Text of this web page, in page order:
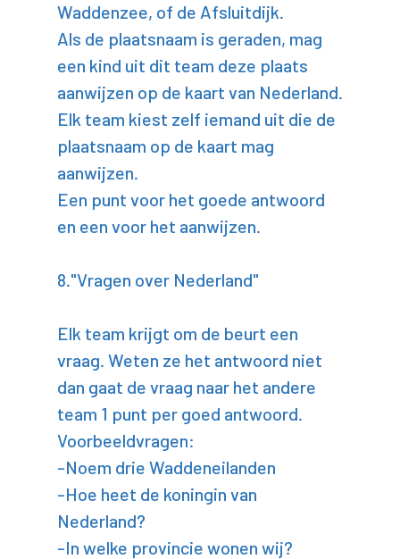
Waddenzee, of de Afsluitdijk.
Als de plaatsnaam is geraden, mag
een kind uit dit team deze plaats
aanwijzen op de kaart van Nederland.
Elk team kiest zelf iemand uit die de
plaatsnaam op de kaart mag
aanwijzen.
Een punt voor het goede antwoord
en een voor het aanwijzen.
8."Vragen over Nederland"
Elk team krijgt om de beurt een
vraag. Weten ze het antwoord niet
dan gaat de vraag naar het andere
team 1 punt per goed antwoord.
Voorbeeldvragen:
-Noem drie Waddeneilanden
-Hoe heet de koningin van
Nederland?
-In welke provincie wonen wij?